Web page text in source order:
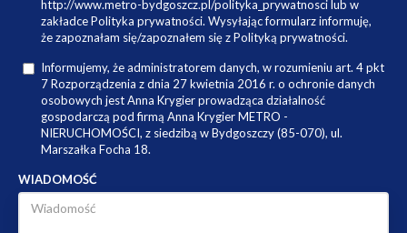
http://www.metro-bydgoszcz.pl/polityka_prywatnosci lub w
zakładce Polityka prywatności. Wysyłając formularz informuję,
że zapoznałam się/zapoznałem się z Polityką prywatności.
Informujemy, że administratorem danych, w rozumieniu art. 4 pkt
7 Rozporządzenia z dnia 27 kwietnia 2016 r. o ochronie danych
osobowych jest Anna Krygier prowadząca działalność
gospodarczą pod firmą Anna Krygier METRO -
NIERUCHOMOŚCI, z siedzibą w Bydgoszczy (85-070), ul.
Marszałka Focha 18.
WIADOMOŚĆ